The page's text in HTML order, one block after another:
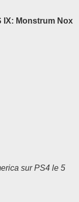
IX: Monstrum Nox
sur PS4 le 5